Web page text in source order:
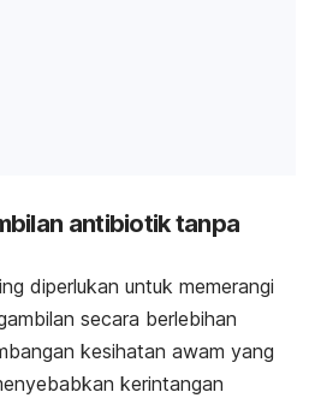
antibiotik tanpa
diperlukan untuk memerangi
secara berlebihan
kesihatan awam yang
kerintangan